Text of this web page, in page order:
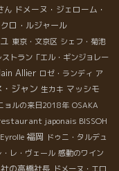
ん ドメーヌ・ジェローム・
クロ・ルジャール
東京・文京区 シェフ・菊池
ストラン「エル・ギンジョレー
Allier ロゼ・ランディ ア
ジャン 生カキ マッシモ
ョルの来日2018年 OSAKA
japonais BISSOH
Eyrolle 福岡 ドゥニ・タルデュ
・レ・ヴェール 感動のワイン
の高橋社長